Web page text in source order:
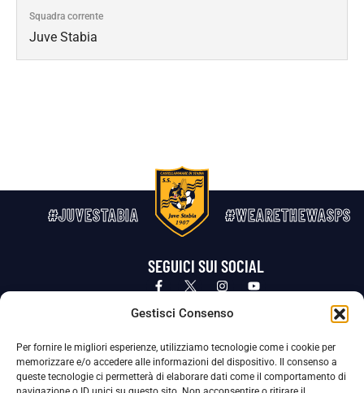
Gestisci Consenso
Per fornire le migliori esperienze, utilizziamo tecnologie come i cookie per
memorizzare e/o accedere alle informazioni del dispositivo. Il consenso a
queste tecnologie ci permetterà di elaborare dati come il comportamento di
Squadra corrente
Juve Stabia
#JUVESTABIA #WEARETHEWASPS
SEGUICI SUI SOCIAL
Privacy Policy Cookie Policy
La Società ha nominato il Responsabile della Protezione dei Dati Personali (DPO), figura specializzata che vigila sulle modalità
adottate dalla nostra Società per tutelare i Suoi dati personali.